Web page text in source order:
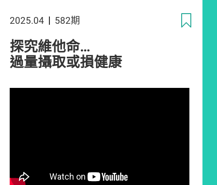
2025.04 582期
探究維他命…
過量攝取或損健康